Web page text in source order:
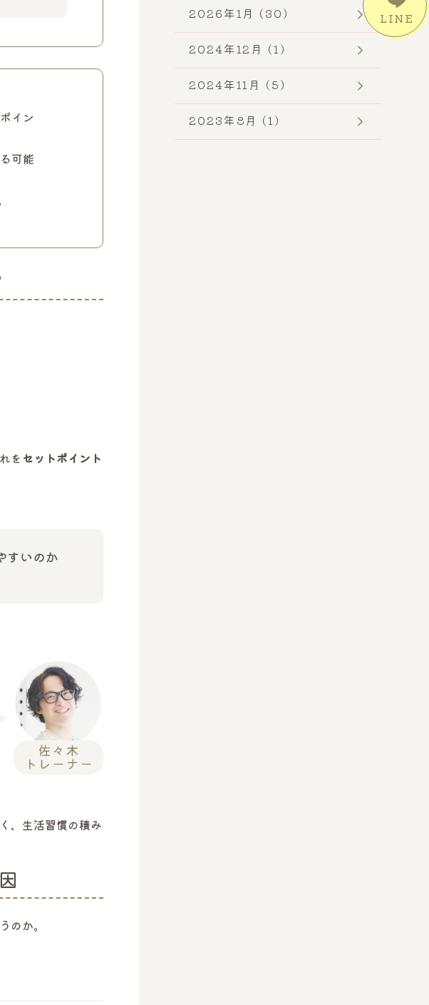
LINE
イン
可能
を セットポイント
すいのか
、生活習慣の積み
か。
2026年1月 (30)
2024年12月 (1)
2024年11月 (5)
2023年8月 (1)